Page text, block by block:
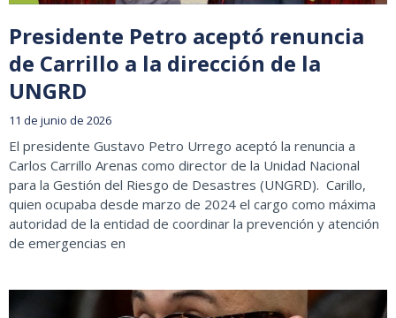
Presidente Petro aceptó renuncia
de Carrillo a la dirección de la
UNGRD
11 de junio de 2026
El presidente Gustavo Petro Urrego aceptó la renuncia a
Carlos Carrillo Arenas como director de la Unidad Nacional
para la Gestión del Riesgo de Desastres (UNGRD). Carillo,
quien ocupaba desde marzo de 2024 el cargo como máxima
autoridad de la entidad de coordinar la prevención y atención
de emergencias en